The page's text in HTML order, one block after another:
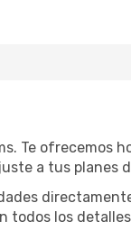
Te ofrecemos
a tus planes
todos los